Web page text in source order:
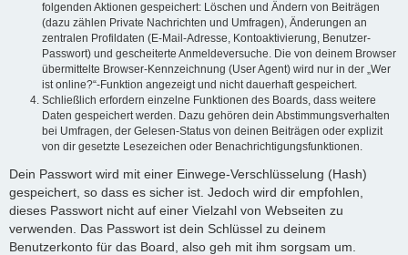
folgenden Aktionen gespeichert: Löschen und Ändern von Beiträgen
(dazu zählen Private Nachrichten und Umfragen), Änderungen an
zentralen Profildaten (E-Mail-Adresse, Kontoaktivierung, Benutzer-
Passwort) und gescheiterte Anmeldeversuche. Die von deinem Browser
übermittelte Browser-Kennzeichnung (User Agent) wird nur in der „Wer
ist online?“-Funktion angezeigt und nicht dauerhaft gespeichert.
Schließlich erfordern einzelne Funktionen des Boards, dass weitere
Daten gespeichert werden. Dazu gehören dein Abstimmungsverhalten
bei Umfragen, der Gelesen-Status von deinen Beiträgen oder explizit
von dir gesetzte Lesezeichen oder Benachrichtigungsfunktionen.
Dein Passwort wird mit einer Einwege-Verschlüsselung (Hash)
gespeichert, so dass es sicher ist. Jedoch wird dir empfohlen,
dieses Passwort nicht auf einer Vielzahl von Webseiten zu
verwenden. Das Passwort ist dein Schlüssel zu deinem
Benutzerkonto für das Board, also geh mit ihm sorgsam um.